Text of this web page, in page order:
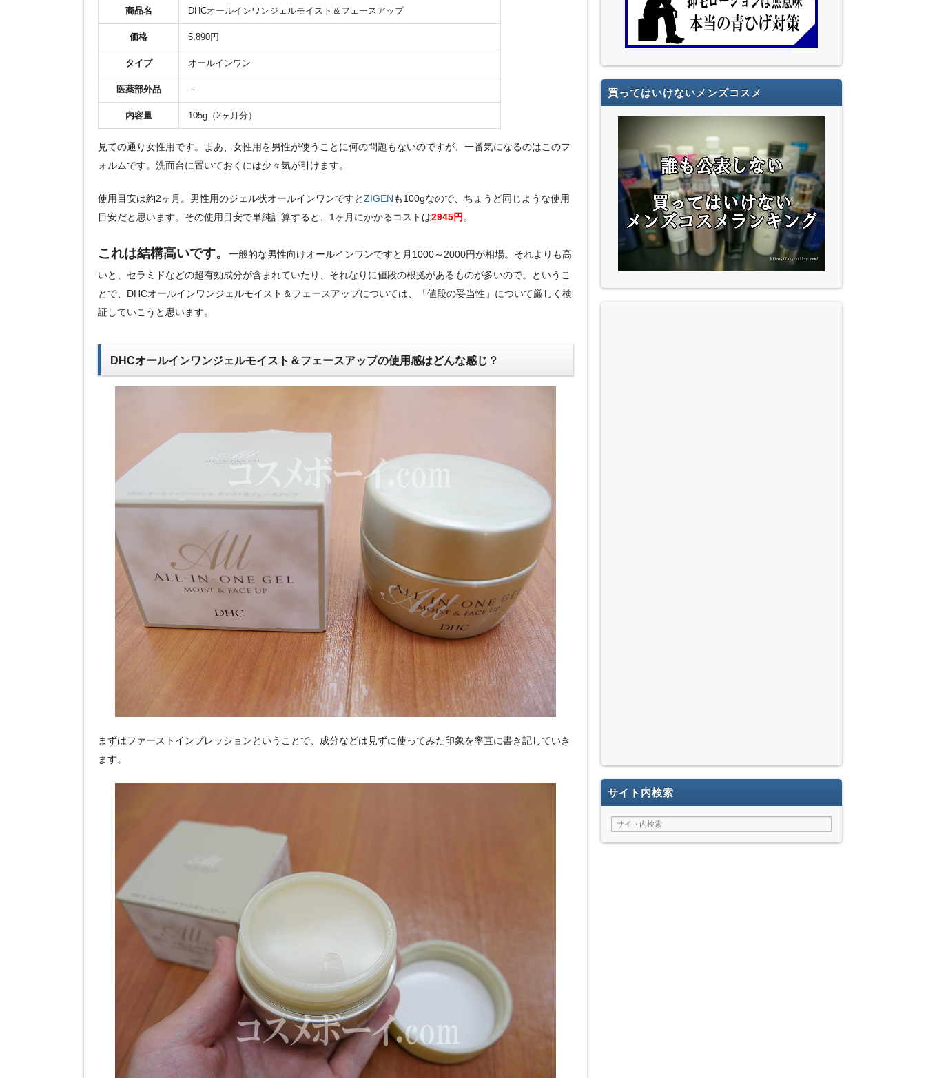
商品名 DHCオールインワンジェルモイスト＆フェースアップ
価格 5,890円
タイプ オールインワン
医薬部外品 －
内容量 105g（2ヶ月分）
見ての通り女性用です。まあ、女性用を男性が使うことに何の問題もないのですが、一番気になるのはこのフ
ォルムです。洗面台に置いておくには少々気が引けます。
使用目安は約2ヶ月。男性用のジェル状オールインワンですとZIGENも100gなので、ちょうど同じような使用
目安だと思います。その使用目安で単純計算すると、1ヶ月にかかるコストは2945円。
これは結構高いです。
一般的な男性向けオールインワンですと月1000～2000円が相場。それよりも高
いと、セラミドなどの超有効成分が含まれていたり、それなりに値段の根拠があるものが多いので。というこ
とで、DHCオールインワンジェルモイスト＆フェースアップについては、「値段の妥当性」について厳しく検
証していこうと思います。
DHCオールインワンジェルモイスト＆フェースアップの使用感はどんな感じ？
まずはファーストインプレッションということで、成分などは見ずに使ってみた印象を率直に書き記していき
ます。
買ってはいけないメンズコスメ
サイト内検索